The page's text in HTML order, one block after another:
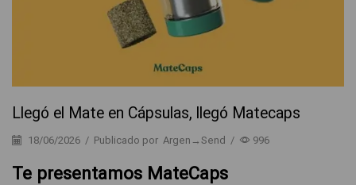
Llegó el Mate en Cápsulas, llegó Matecaps
18/06/2026 / Publicado por Argen→Send / 996
Te presentamos MateCaps